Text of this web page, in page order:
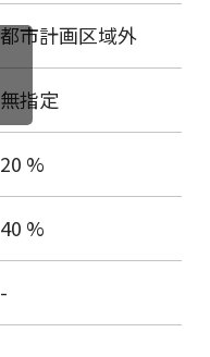
都市計画区域外
無指定
20 %
40 %
-